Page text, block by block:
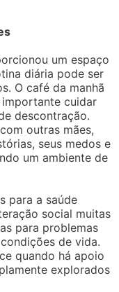
um espaço
diária pode ser
O café da manhã
cuidar
descontração.
outras mães,
seus medos e
um ambiente de
para a saúde
social muitas
para problemas
de vida.
quando há apoio
explorados